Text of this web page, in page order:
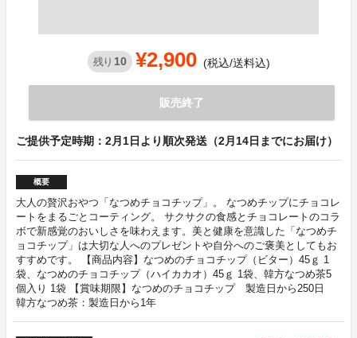
残り 10 ¥2,900 (税込/送料込)
販売終了
ご提供予定時期：2月1日より順次発送（2月14日までにお届け）
概要
大人の贅沢おやつ「なつめチョコチップ」。 なつめチップにチョコレ
ートをまるごとコーティング。 サクサクの食感とチョコレートのコラ
ボで新感覚のおいしさを味わえます。美と健康を意識した「なつめチ
ョコチップ」は大切な人へのプレゼントや自分へのご褒美としてもお
すすめです。 【商品内容】なつめのチョコチップ（ビター）45ｇ 1
袋、なつめのチョコチップ（ハイカカオ）45ｇ 1袋、韓方なつめ茶5
個入り 1袋 【賞味期限】なつめのチョコチップ 製造日から250日
韓方なつめ茶：製造日から1年